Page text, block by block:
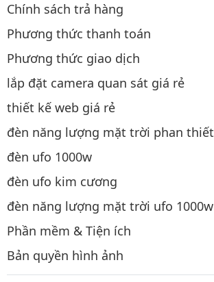
Chính sách trả hàng
Phương thức thanh toán
Phương thức giao dịch
lắp đặt camera quan sát giá rẻ
thiết kế web giá rẻ
đèn năng lượng mặt trời phan thiết
đèn ufo 1000w
đèn ufo kim cương
đèn năng lượng mặt trời ufo 1000w
Phần mềm & Tiện ích
Bản quyền hình ảnh